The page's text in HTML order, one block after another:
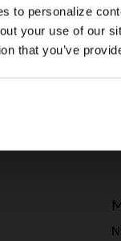
to personalize
your use of our
that you’ve
& 2x